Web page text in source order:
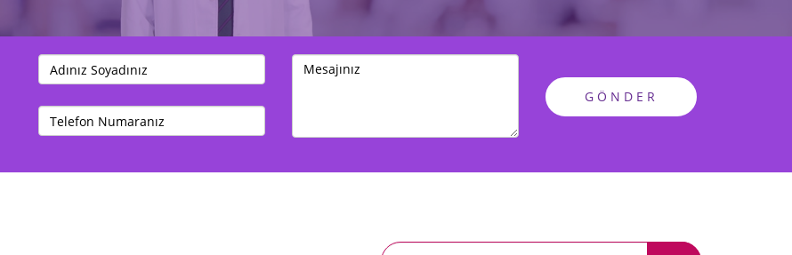
GÖNDER